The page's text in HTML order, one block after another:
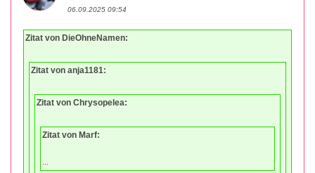
06.09.2025 09:54
Zitat von DieOhneNamen:
Zitat von anja1181:
Zitat von Chrysopelea:
Zitat von Marf:
...